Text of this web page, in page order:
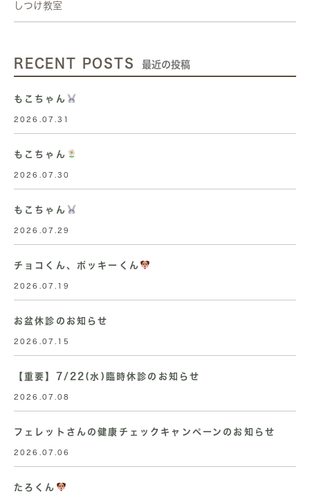
しつけ教室
RECENT POSTS 最近の投稿
もこちゃん
2026.07.31
もこちゃん
2026.07.30
もこちゃん
2026.07.29
チョコくん、ポッキーくん
2026.07.19
お盆休診のお知らせ
2026.07.15
【重要】7/22(水)臨時休診のお知らせ
2026.07.08
フェレットさんの健康チェックキャンペーンのお知らせ
2026.07.06
たろくん